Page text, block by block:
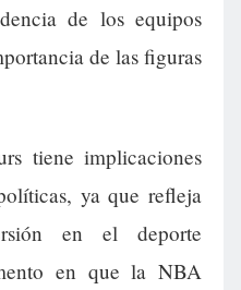
de los equipos
de las figuras
tiene implicaciones
ya que refleja
en el deporte
en que la NBA